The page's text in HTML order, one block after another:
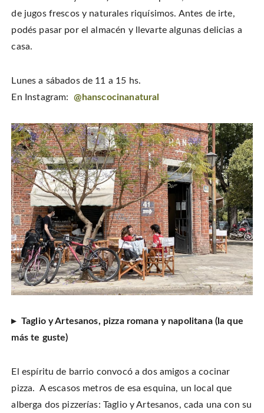
de jugos frescos y naturales riquísimos. Antes de irte,
podés pasar por el almacén y llevarte algunas delicias a
casa.
Lunes a sábados de 11 a 15 hs.
En Instagram: @hanscocinanatural
▸ Taglio y Artesanos, pizza romana y napolitana (la que
más te guste)
El espíritu de barrio convocó a dos amigos a cocinar
pizza. A escasos metros de esa esquina, un local que
alberga dos pizzerías: Taglio y Artesanos, cada una con su